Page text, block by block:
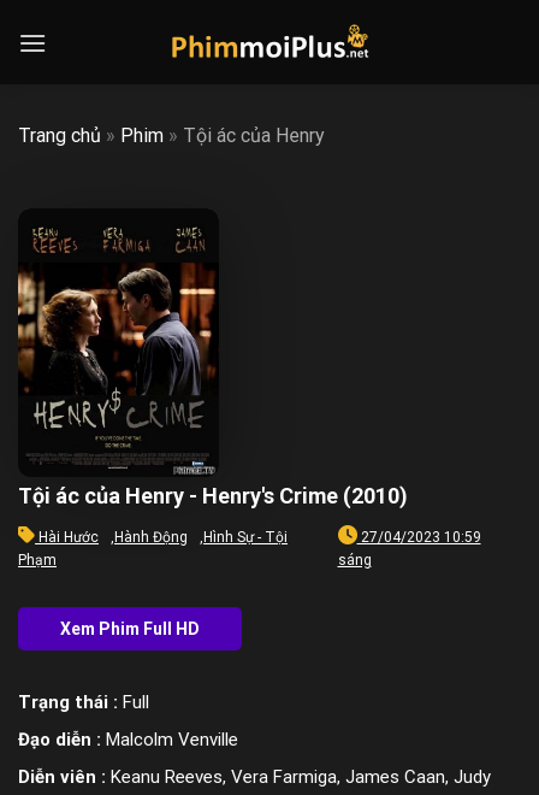
Trang chủ » Phim » Tội ác của Henry
Tội ác của Henry - Henry's Crime (2010)
Hài Hước , Hành Động , Hình Sự - Tội
Phạm
27/04/2023 10:59
sáng
Trạng thái : Full
Đạo diễn : Malcolm Venville
Diễn viên : Keanu Reeves, Vera Farmiga, James Caan, Judy